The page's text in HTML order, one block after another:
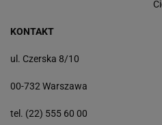
KONTAKT
ul. Czerska 8/10
00-732 Warszawa
tel. (22) 555 60 00